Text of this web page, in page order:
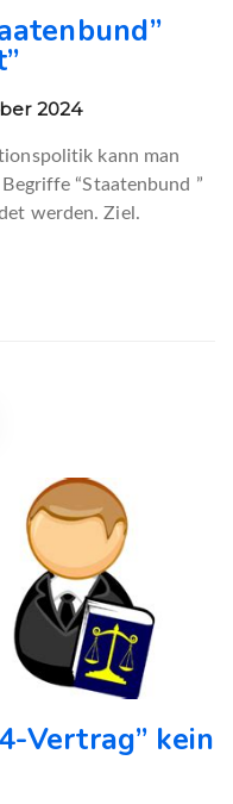
2024
kann man
“Staatenbund ”
werden. Ziel.
Vertrag” kein